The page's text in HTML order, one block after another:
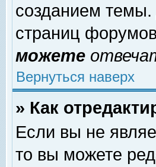
созданием
страниц
можете
Вернуться наверх
» Как
Если вы не
то вы можете